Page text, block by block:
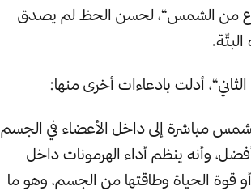
من الشمس“، لحسن الحظ لم يصدق
أدلت بادعاءات أخرى منها:
مباشرة إلى داخل الأعضاء في الجسم
وأنه ينظم أداء الهرمونات داخل
قوة الحياة وطاقتها من الجسم، وهو ما